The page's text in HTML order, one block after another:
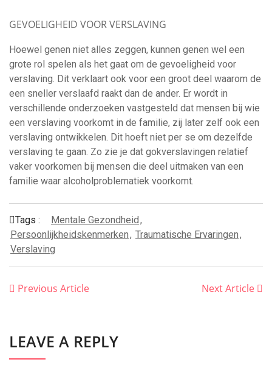
GEVOELIGHEID VOOR VERSLAVING
Hoewel genen niet alles zeggen, kunnen genen wel een
grote rol spelen als het gaat om de gevoeligheid voor
verslaving. Dit verklaart ook voor een groot deel waarom de
een sneller verslaafd raakt dan de ander. Er wordt in
verschillende onderzoeken vastgesteld dat mensen bij wie
een verslaving voorkomt in de familie, zij later zelf ook een
verslaving ontwikkelen. Dit hoeft niet per se om dezelfde
verslaving te gaan. Zo zie je dat gokverslavingen relatief
vaker voorkomen bij mensen die deel uitmaken van een
familie waar alcoholproblematiek voorkomt.
Tags : Mentale Gezondheid,
Persoonlijkheidskenmerken, Traumatische Ervaringen,
Verslaving
Previous Article Next Article
LEAVE A REPLY